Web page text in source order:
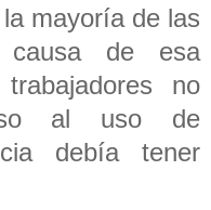
mayoría de las
de esa
no
al uso de
debía tener